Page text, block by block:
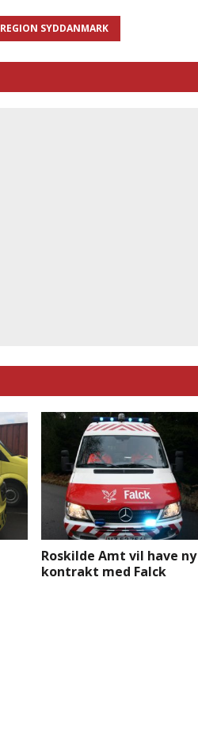
REGION SYDDANMARK
Roskilde Amt vil have ny
kontrakt med Falck